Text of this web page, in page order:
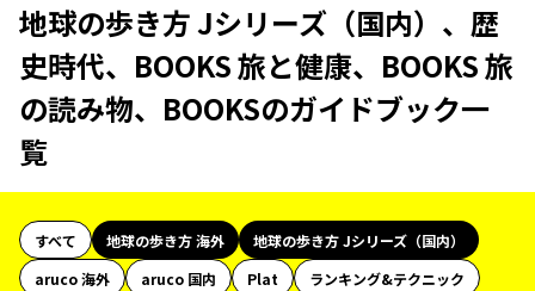
地球の歩き方 Jシリーズ（国内）、歴
史時代、BOOKS 旅と健康、BOOKS 旅
の読み物、BOOKSのガイドブック一
覧
すべて 地球の歩き方 海外
地球の歩き方 Jシリーズ（国内）
aruco 海外
aruco 国内 Plat
ランキング&テクニック